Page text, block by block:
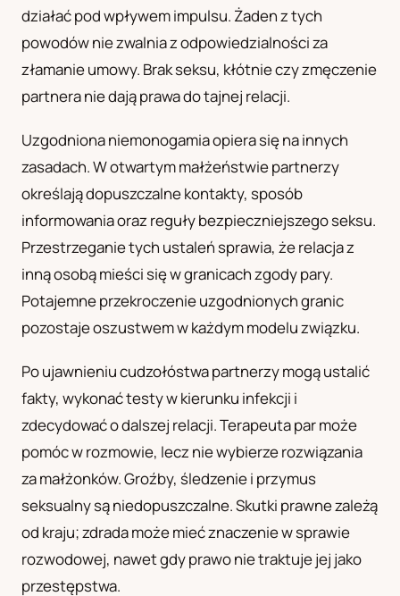
działać pod wpływem impulsu. Żaden z tych
powodów nie zwalnia z odpowiedzialności za
złamanie umowy. Brak seksu, kłótnie czy zmęczenie
partnera nie dają prawa do tajnej relacji.
Uzgodniona niemonogamia opiera się na innych
zasadach. W otwartym małżeństwie partnerzy
określają dopuszczalne kontakty, sposób
informowania oraz reguły bezpieczniejszego seksu.
Przestrzeganie tych ustaleń sprawia, że relacja z
inną osobą mieści się w granicach zgody pary.
Potajemne przekroczenie uzgodnionych granic
pozostaje oszustwem w każdym modelu związku.
Po ujawnieniu cudzołóstwa partnerzy mogą ustalić
fakty, wykonać testy w kierunku infekcji i
zdecydować o dalszej relacji. Terapeuta par może
pomóc w rozmowie, lecz nie wybierze rozwiązania
za małżonków. Groźby, śledzenie i przymus
seksualny są niedopuszczalne. Skutki prawne zależą
od kraju; zdrada może mieć znaczenie w sprawie
rozwodowej, nawet gdy prawo nie traktuje jej jako
przestępstwa.